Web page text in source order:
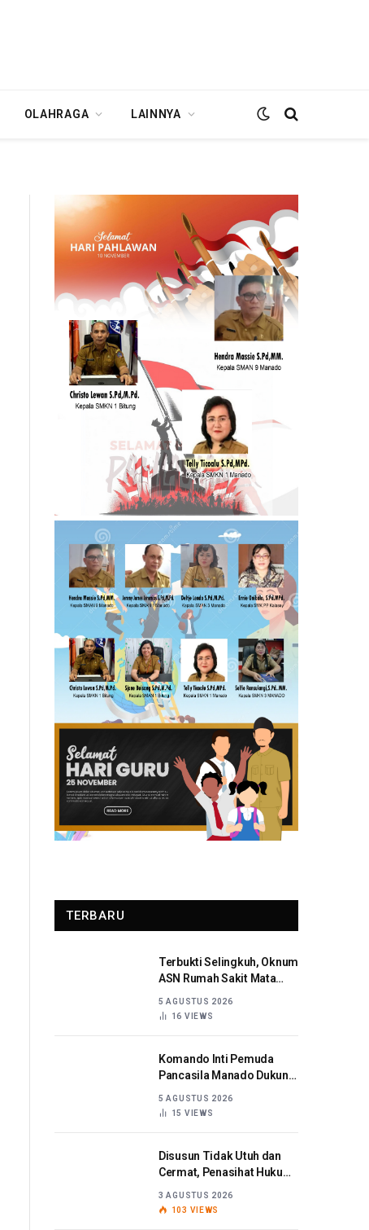
OLAHRAGA LAINNYA
TERBARU
Terbukti Selingkuh, Oknum
ASN Rumah Sakit Mata
Sulut Dijatuhi Sanksi
Disiplin Berat
5 AGUSTUS 2026
16 VIEWS
Komando Inti Pemuda
Pancasila Manado Dukung
Kapolda Sulut Berantas
Korupsi
5 AGUSTUS 2026
15 VIEWS
Disusun Tidak Utuh dan
Cermat, Penasihat Hukum
Titaribka: Kami Tolak
Tanggapan Jaksa
3 AGUSTUS 2026
103 VIEWS